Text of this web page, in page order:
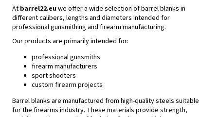
At barrel22.euwe offer a wide selection of barrel blanks in
different calibers, lengths and diameters intended for
professional gunsmithing and firearm manufacturing.
Our products are primarily intended for:
professional gunsmiths
firearm manufacturers
sport shooters
custom firearm projects
Barrel blanks are manufactured from high-quality steels suitable
for the firearms industry. These materials provide strength,